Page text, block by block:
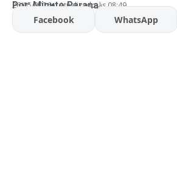
Por:Minuto Parana
26/05/2026 Atualizado às 08:49
Facebook WhatsApp